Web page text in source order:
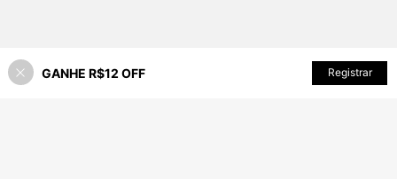
ADICIONAR AO CARRINHO
GANHE R$12 OFF Registrar